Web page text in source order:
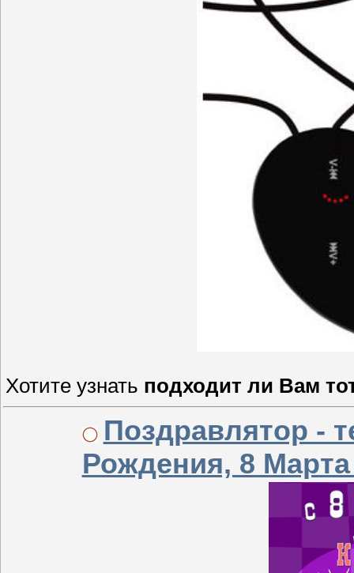
Хотите узнать подходит ли Вам
Поздравлятор -
Рождения, 8